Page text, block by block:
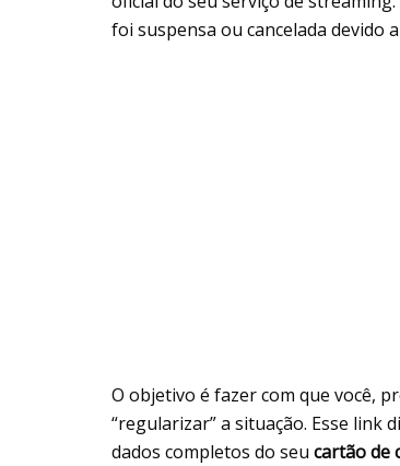
foi suspensa ou cancelada devido
O objetivo é fazer com que você,
“regularizar” a situação. Esse link
dados completos do seu cartão de